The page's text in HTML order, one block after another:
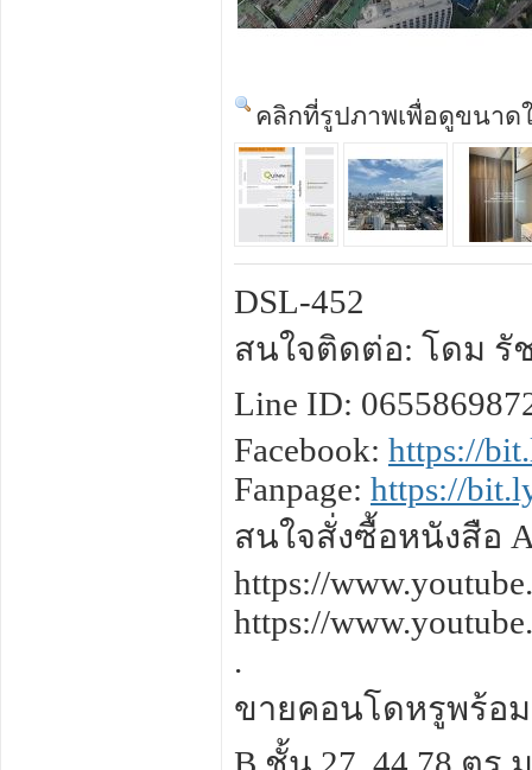
คลิกที่รูปภาพเพื่อดูขนาด
DSL-452
สนใจติดต่อ: โดม รัช
Line ID:
Facebook: https://
Fanpage: https://
สนใจสั่งซื้อหนังสือ
https://
https://
.
ขายคอนโดหรูพร้อม